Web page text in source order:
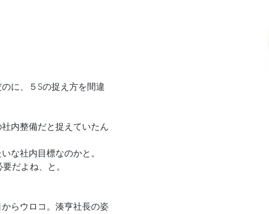
に、５Sの捉え方を間違
内整備だと捉えていたん
な社内目標なのかと。
だよね、と。
らウロコ。湊亨社長の姿